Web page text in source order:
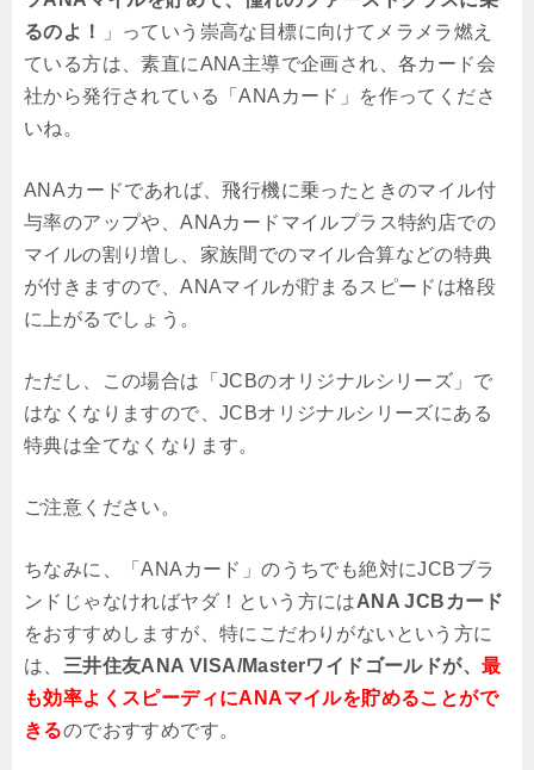
るのよ！
」っていう崇高な目標に向けてメラメラ燃え
ている方は、素直にANA主導で企画され、各カード会
社から発行されている「ANAカード」を作ってくださ
いね。
ANAカードであれば、飛行機に乗ったときのマイル付
与率のアップや、ANAカードマイルプラス特約店での
マイルの割り増し、家族間でのマイル合算などの特典
が付きますので、ANAマイルが貯まるスピードは格段
に上がるでしょう。
ただし、この場合は「JCBのオリジナルシリーズ」で
はなくなりますので、JCBオリジナルシリーズにある
特典は全てなくなります。
ご注意ください。
ちなみに、「ANAカード」のうちでも絶対にJCBブラ
ンドじゃなければヤダ！という方にはANA JCBカード
をおすすめしますが、特にこだわりがないという方に
は、 三井住友ANA VISA/Masterワイドゴールドが、最
も効率よくスピーディにANAマイルを貯めることがで
きるのでおすすめです。